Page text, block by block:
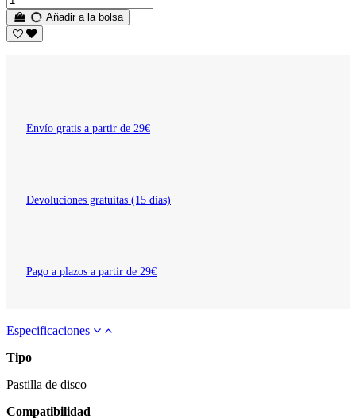
Añadir a la bolsa
Envío gratis a partir de 29€
Devoluciones gratuitas (15 días)
Pago a plazos a partir de 29€
Especificaciones
Tipo
Pastilla de disco
Compatibilidad